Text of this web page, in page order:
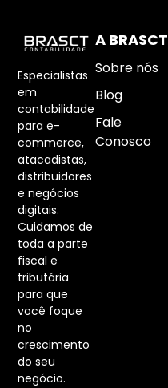
Especialistas
em
contabilidade
para e-
commerce,
atacadistas,
distribuidores
e negócios
digitais.
Cuidamos de
toda a parte
fiscal e
tributária
para que
você foque
no
crescimento
do seu
negócio.
A BRASCT
Sobre nós
Blog
Fale
Conosco